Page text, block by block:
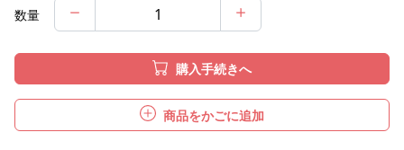
数量
購入手続きへ
商品をかごに追加